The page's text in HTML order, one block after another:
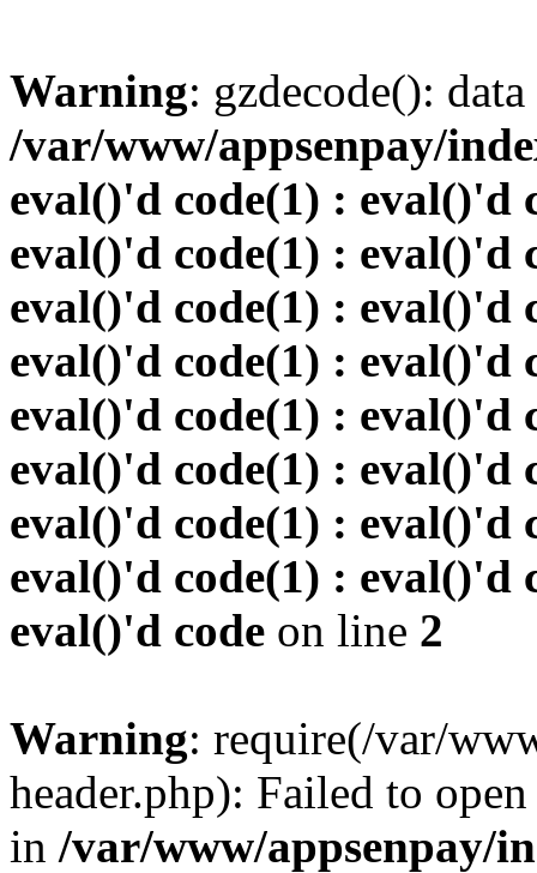
Warning: gzdecode():
/var/www/appsenpay/
eval()'d code(1) : eval()'d
eval()'d code(1) : eval()'d
eval()'d code(1) : eval()'d
eval()'d code(1) : eval()'d
eval()'d code(1) : eval()'d
eval()'d code(1) : eval()'d
eval()'d code(1) : eval()'d
eval()'d code(1) : eval()'d
eval()'d code on line 2
Warning: require(/var/
header.php): Failed to
in /var/www/appsenpay/